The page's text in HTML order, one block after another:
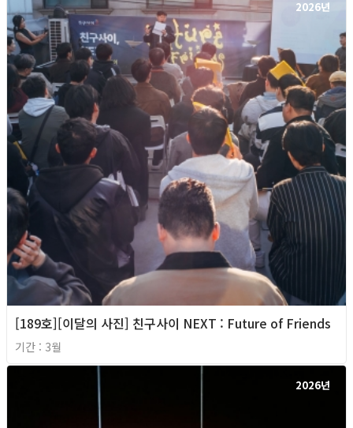
2026년
[189호][이달의 사진] 친구사이 NEXT : Future of Friends
기간 : 3월
2026년